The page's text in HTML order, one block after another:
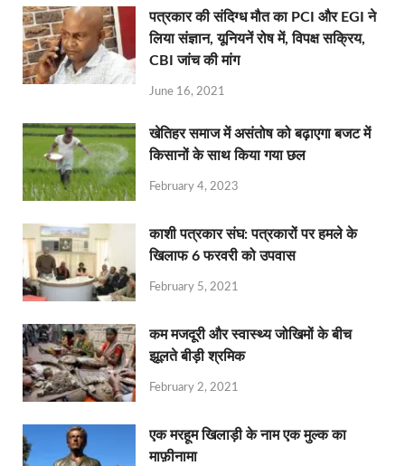
पत्रकार की संदिग्ध मौत का PCI और EGI ने
लिया संज्ञान, यूनियनें रोष में, विपक्ष सक्रिय,
CBI जांच की मांग
June 16, 2021
खेतिहर समाज में असंतोष को बढ़ाएगा बजट में
किसानों के साथ किया गया छल
February 4, 2023
काशी पत्रकार संघ: पत्रकारों पर हमले के
खिलाफ 6 फरवरी को उपवास
February 5, 2021
कम मजदूरी और स्वास्थ्य जोखिमों के बीच
झूलते बीड़ी श्रमिक
February 2, 2021
एक मरहूम खिलाड़ी के नाम एक मुल्क का
माफ़ीनामा